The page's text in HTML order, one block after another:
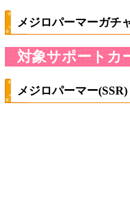
メジロパーマーガチ
対象サポートカ
メジロパーマー(SSR)